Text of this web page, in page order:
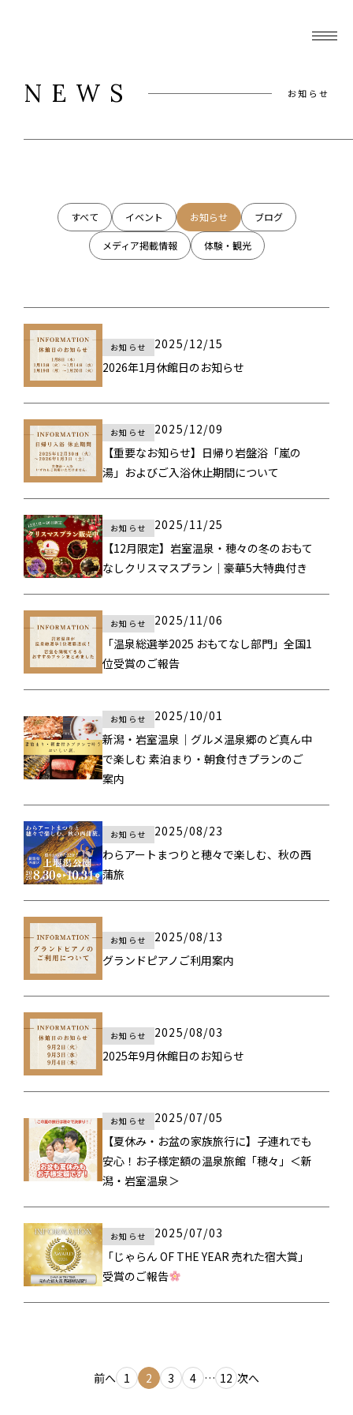
NEWS お知らせ
すべて イベント お知らせ ブログ
メディア掲載情報 体験・観光
お知らせ
2025/12/15
2026年1月休館日のお知らせ
お知らせ
2025/12/09
【重要なお知らせ】日帰り岩盤浴「嵐の
湯」およびご入浴休止期間について
お知らせ
2025/11/25
【12月限定】岩室温泉・穂々の冬のおもて
なしクリスマスプラン｜豪華5大特典付き
お知らせ
2025/11/06
「温泉総選挙2025 おもてなし部門」全国1
位受賞のご報告
お知らせ
2025/10/01
新潟・岩室温泉｜グルメ温泉郷のど真ん中
で楽しむ 素泊まり・朝食付きプランのご
案内
お知らせ
2025/08/23
わらアートまつりと穂々で楽しむ、秋の西
蒲旅
お知らせ
2025/08/13
グランドピアノご利用案内
お知らせ
2025/08/03
2025年9月休館日のお知らせ
お知らせ
2025/07/05
【夏休み・お盆の家族旅行に】子連れでも
安心！お子様定額の温泉旅館「穂々」＜新
潟・岩室温泉＞
お知らせ
2025/07/03
「じゃらん OF THE YEAR 売れた宿大賞」
受賞のご報告
前へ 1 2 3 4 … 12 次へ